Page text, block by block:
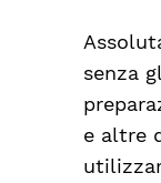
senza
e altre